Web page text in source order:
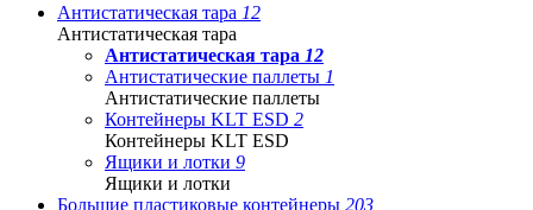
Антистатическая тара 12
Антистатическая тара
Антистатическая тара 12
Антистатические паллеты 1
Антистатические паллеты
Контейнеры KLT ESD 2
Контейнеры KLT ESD
Ящики и лотки 9
Ящики и лотки
Большие пластиковые контейнеры 203